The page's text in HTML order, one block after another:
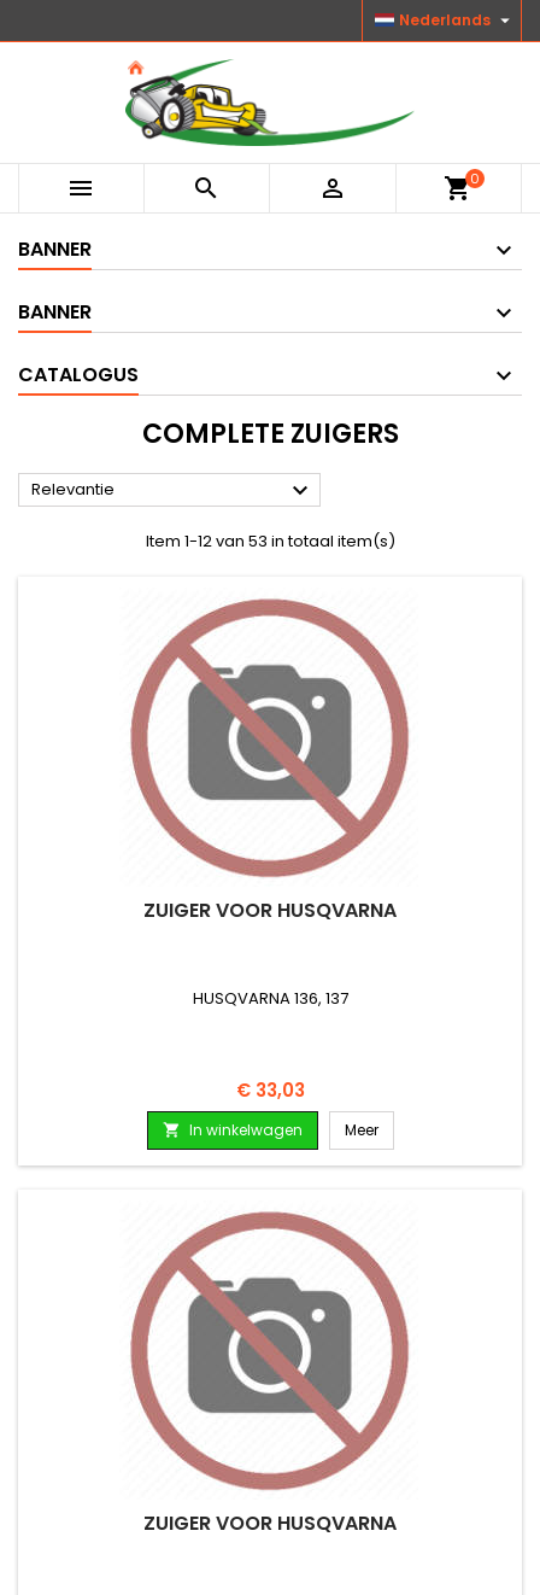
Nederlands 
   shopping_cart0
BANNER
BANNER
CATALOGUS
COMPLETE ZUIGERS
Relevantie 
Item 1-12 van 53 in totaal item(s)
ZUIGER VOOR HUSQVARNA
HUSQVARNA 136, 137
Prijs
€ 33,03
 In winkelwagen Meer
ZUIGER VOOR HUSQVARNA